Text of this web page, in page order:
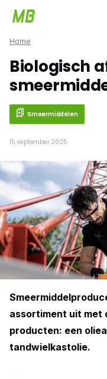
Home
Biologisch
Smeermiddelen
15 september 2025
assortiment uit met
producten: een
tandwielkastolie.